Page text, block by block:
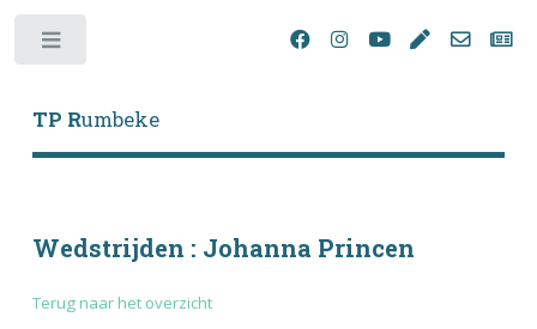
TP Rumbeke
Wedstrijden : Johanna Princen
Terug naar het overzicht